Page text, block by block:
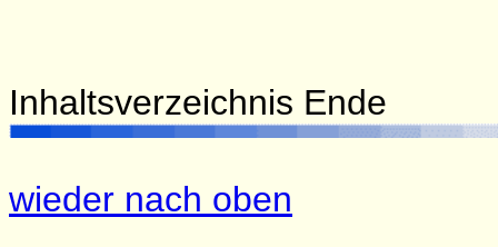
Inhaltsverzeichnis Ende
wieder nach oben